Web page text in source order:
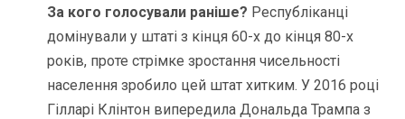
За кого голосували раніше? Республіканці
домінували у штаті з кінця 60-х до кінця 80-х
років, проте стрімке зростання чисельності
населення зробило цей штат хитким. У 2016 році
Гілларі Клінтон випередила Дональда Трампа з